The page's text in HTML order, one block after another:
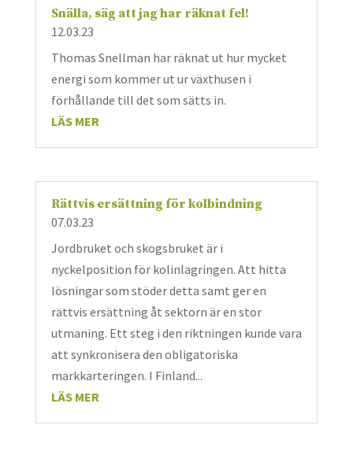
Snälla, säg att jag har räknat fel!
12.03.23
Thomas Snellman har räknat ut hur mycket
energi som kommer ut ur växthusen i
förhållande till det som sätts in.
LÄS MER
Rättvis ersättning för kolbindning
07.03.23
Jordbruket och skogsbruket är i
nyckelposition för kolinlagringen. Att hitta
lösningar som stöder detta samt ger en
rättvis ersättning åt sektorn är en stor
utmaning. Ett steg i den riktningen kunde vara
att synkronisera den obligatoriska
markkarteringen. I Finland...
LÄS MER